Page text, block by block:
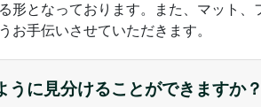
形となっております。また、マット
お手伝いさせていただきます。
に見分けることができますか？